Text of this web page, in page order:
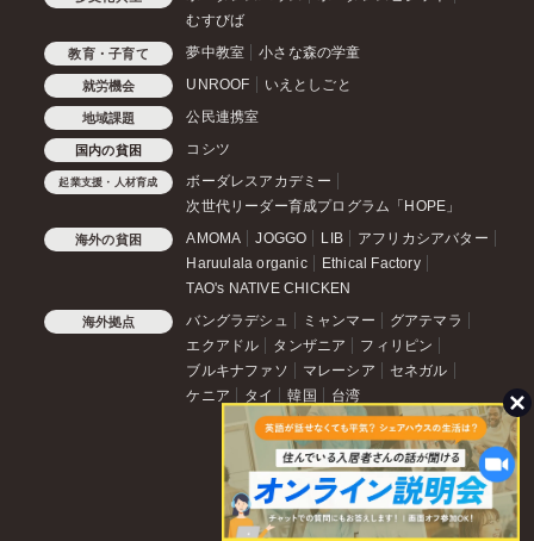
むすびば
教育・子育て 夢中教室 小さな森の学童
就労機会 UNROOF いえとしごと
地域課題 公民連携室
国内の貧困 コシツ
起業支援・人材育成
ボーダレスアカデミー
次世代リーダー育成プログラム「HOPE」
海外の貧困 AMOMA JOGGO LIB
アフリカシアバター
Haruulala organic
Ethical Factory
TAO's NATIVE CHICKEN
海外拠点 バングラデシュ ミャンマー
グアテマラ
エクアドル
タンザニア
フィリピン
ブルキナファソ
マレーシア
セネガル
ケニア
タイ 韓国 台湾